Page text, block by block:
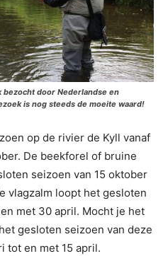
door Nederlandse en
is nog steeds de moeite waard!
op de rivier de Kyll vanaf
De beekforel of bruine
seizoen van 15 oktober
vlagzalm loopt het gesloten
met 30 april. Mocht je het
gesloten seizoen van deze
tot en met 15 april.